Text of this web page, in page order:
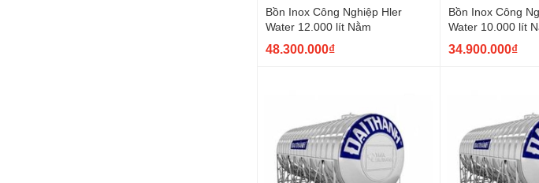
Bồn Inox Công Nghiệp Hler
Water 12.000 lít Nằm
48.300.000₫
Bồn Inox Công
Water 10.000 lít
34.900.000₫